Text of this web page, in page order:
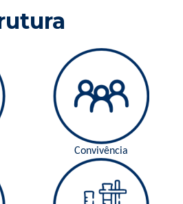
Convivência